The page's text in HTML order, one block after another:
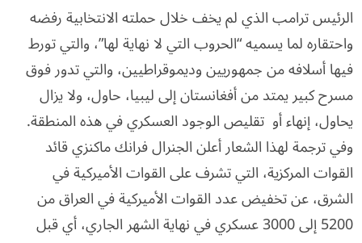
الرئيس ترامب الذي لم يخف خلال حملته الانتخابية رفضه
واحتقاره لما يسميه “الحروب التي لا نهاية لها”، والتي تورط
فيها أسلافه من جمهوريين وديموقراطيين، والتي تدور فوق
مسرح كبير يمتد من أفغانستان إلى ليبيا، حاول، ولا يزال
يحاول، إنهاء أو تقليص الوجود العسكري في هذه المنطقة.
وفي ترجمة لهذا الشعار أعلن الجنرال فرانك ماكنزي قائد
القوات المركزية، التي تشرف على القوات الأميركية في
الشرق، عن تخفيض عدد القوات الأميركية في العراق من
5200 إلى 3000 عسكري في نهاية الشهر الجاري، أي قبل